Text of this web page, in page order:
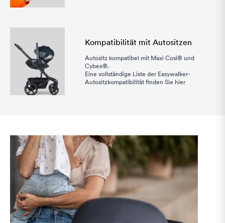
Kompatibilität mit Autositzen
Autositz kompatibel mit Maxi Cosi® und
Cybex®.
Eine vollständige Liste der Easywalker-
Autositzkompatibilität finden Sie hier